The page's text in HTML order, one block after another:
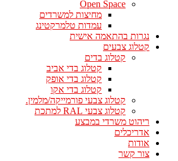
Open Space
מחיצות למשרדים
עמדות טלמרקטינג
נגרות בהתאמה אישית
קטלוג צבעים
קטלוג בדים
קטלוג בדי אביב
קטלוג בדי אופק
קטלוג בדי אקו
קטלוג צבעי פורמייקה/מלמין.
קטלוג צבעי RAL למתכת
ריהוט משרדי במבצע
אדריכלים
אודות
צור קשר